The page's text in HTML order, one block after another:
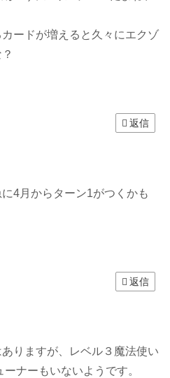
ードが増えると久々にエクゾ
返信
4月からターン1がつくかも
返信
りますが、レベル３魔法使い
ナーもいないようです。